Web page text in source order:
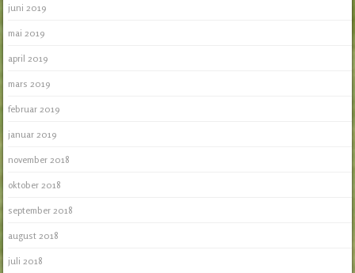
juni 2019
mai 2019
april 2019
mars 2019
februar 2019
januar 2019
november 2018
oktober 2018
september 2018
august 2018
juli 2018